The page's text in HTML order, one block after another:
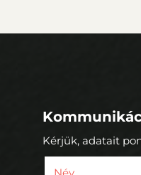
Kérjük, adatait